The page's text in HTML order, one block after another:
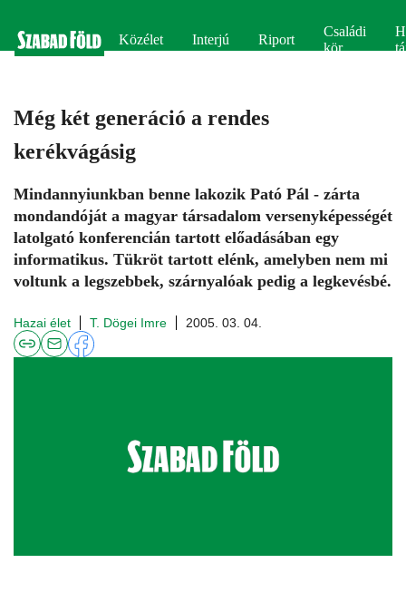
Közélet Interjú Riport
Családi
kör
Még két generáció a rendes
kerékvágásig
Mindannyiunkban benne lakozik Pató Pál - zárta
mondandóját a magyar társadalom versenyképességét
latolgató konferencián tartott előadásában egy
informatikus. Tükröt tartott elénk, amelyben nem mi
voltunk a legszebbek, szárnyalóak pedig a legkevésbé.
Hazai élet T. Dögei Imre 2005. 03. 04.